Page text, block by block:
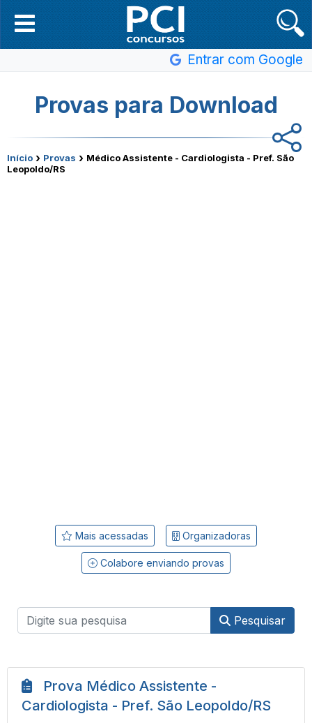
Entrar com Google
Provas para Download
Início › Provas › Médico Assistente - Cardiologista - Pref. São
Leopoldo/RS
Mais acessadas Organizadoras
Colabore enviando provas
Pesquisar
Prova Médico Assistente -
Cardiologista - Pref. São Leopoldo/RS